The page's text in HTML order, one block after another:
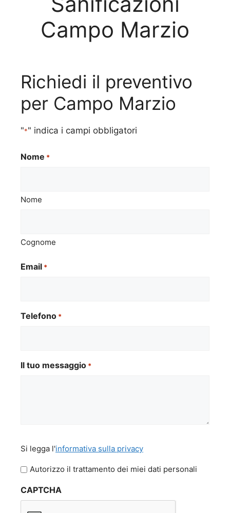
Campo Marzio
Richiedi il preventivo
per Campo Marzio
"*" indica i campi obbligatori
Nome *
Nome
Cognome
Email *
Telefono *
Il tuo messaggio *
legga
l'informativa
privacy
Si legga l'informativa sulla privacy
Autorizzo il trattamento dei miei dati personali
CAPTCHA